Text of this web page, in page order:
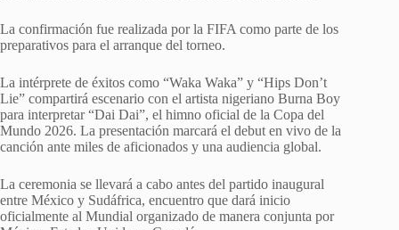
La confirmación fue realizada por la FIFA como parte de los
preparativos para el arranque del torneo.
La intérprete de éxitos como “Waka Waka” y “Hips Don’t
Lie” compartirá escenario con el artista nigeriano Burna Boy
para interpretar “Dai Dai”, el himno oficial de la Copa del
Mundo 2026. La presentación marcará el debut en vivo de la
canción ante miles de aficionados y una audiencia global.
La ceremonia se llevará a cabo antes del partido inaugural
entre México y Sudáfrica, encuentro que dará inicio
oficialmente al Mundial organizado de manera conjunta por